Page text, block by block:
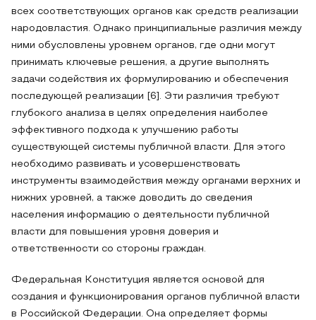
всех соответствующих органов как средств реализации
народовластия. Однако принципиальные различия между
ними обусловлены уровнем органов, где одни могут
принимать ключевые решения, а другие выполнять
задачи содействия их формулированию и обеспечения
последующей реализации [6]. Эти различия требуют
глубокого анализа в целях определения наиболее
эффективного подхода к улучшению работы
существующей системы публичной власти. Для этого
необходимо развивать и усовершенствовать
инструменты взаимодействия между органами верхних и
нижних уровней, а также доводить до сведения
населения информацию о деятельности публичной
власти для повышения уровня доверия и
ответственности со стороны граждан.
Федеральная Конституция является основой для
создания и функционирования органов публичной власти
в Российской Федерации. Она определяет формы